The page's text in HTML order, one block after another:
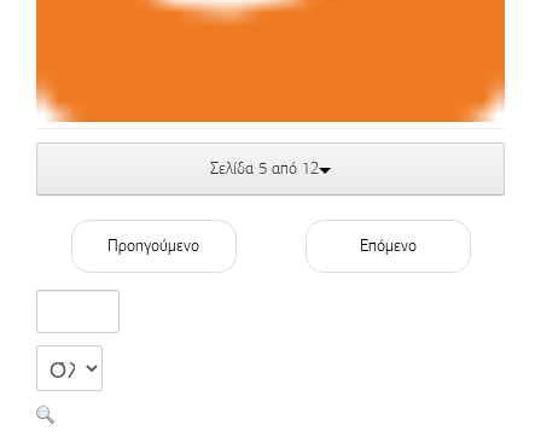
Σελίδα 5 από 12
Προηγούμενο Επόμενο